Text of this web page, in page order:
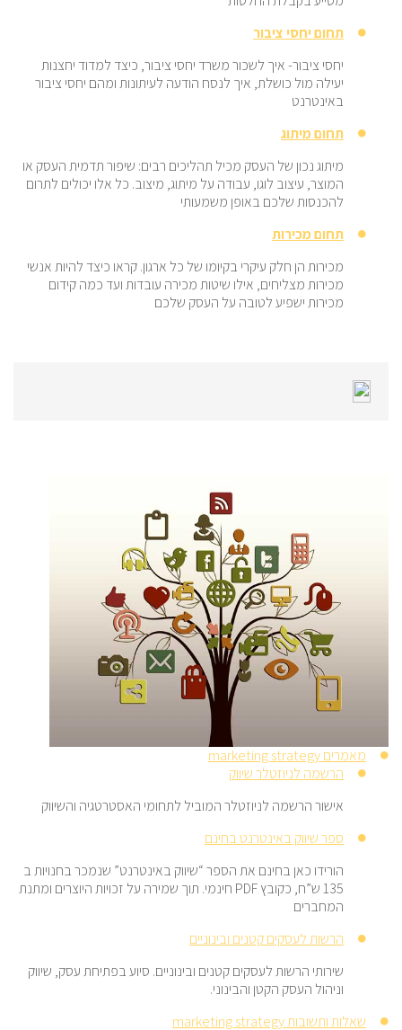
תחום יחסי ציבור
יחסי ציבור- איך לשכור משרד יחסי ציבור, כיצד למדוד יחצנות
יעילה מול כושלת, איך לנסח הודעה לעיתונות ומהם יחסי ציבור
באינטרנט
תחום מיתוג
מיתוג נכון של העסק מכיל תהליכים רבים: שיפור תדמית העסק או
המוצר, עיצוב לוגו, עבודה על מיתוג, מיצוב. כל אלו יכולים לתרום
להכנסות שלכם באופן משמעותי
תחום מכירות
מכירות הן חלק עיקרי בקיומו של כל ארגון. קראו כיצד להיות אנשי
מכירות מצליחים, אילו שיטות מכירה עובדות ועד כמה קידום
מכירות ישפיע לטובה על העסק שלכם
מאמרים marketing strategy
הרשמה לניוזטלר שיווק
אישור הרשמה לניוזטלר המוביל לתחומי האסטרטגיה והשיווק
ספר שיווק באינטרנט בחינם
הורידו כאן בחינם את הספר “שיווק באינטרנט” שנמכר בחנויות ב
135 ש”ח, כקובץ PDF חינמי. תוך שמירה על זכויות היוצרים ומתנת
המחברים
הרשות לעסקים קטנים ובינוניים
שירותי הרשות לעסקים קטנים ובינוניים. סיוע בפתיחת עסק, שיווק
וניהול העסק הקטן והבינוני.
שאלות ותשובות marketing strategy